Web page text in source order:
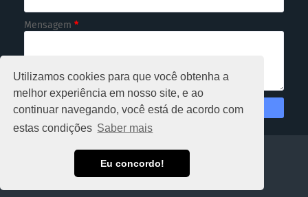
Utilizamos cookies para que você obtenha a
melhor experiência em nosso site, e ao
continuar navegando, você está de acordo com
estas condições Saber mais
Eu concordo!
Mensagem *
Copyright ©2026NOTICIOSO RONDÔNIA